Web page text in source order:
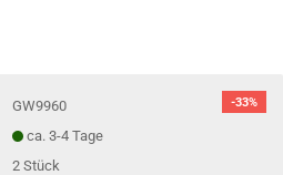
-33%
GW9960
ca. 3-4 Tage
2Stück